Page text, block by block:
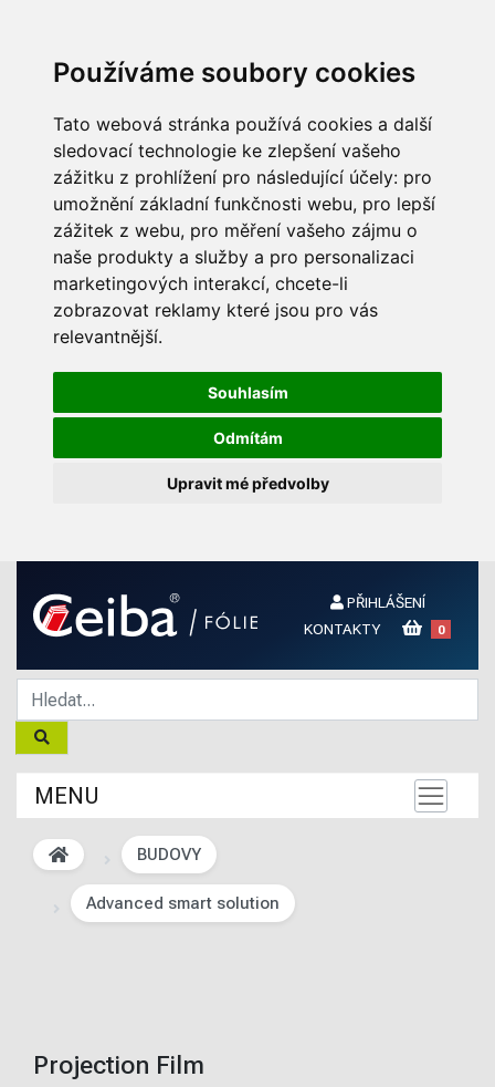
Používáme soubory cookies
Tato webová stránka používá cookies a další
sledovací technologie ke zlepšení vašeho
zážitku z prohlížení pro následující účely: pro
umožnění základní funkčnosti webu, pro lepší
zážitek z webu, pro měření vašeho zájmu o
naše produkty a služby a pro personalizaci
marketingových interakcí, chcete-li
zobrazovat reklamy které jsou pro vás
relevantnější.
Souhlasím
Odmítám
Upravit mé předvolby
PŘIHLÁŠENÍ
KONTAKTY
0
MENU
BUDOVY
Advanced smart solution
Projection Film